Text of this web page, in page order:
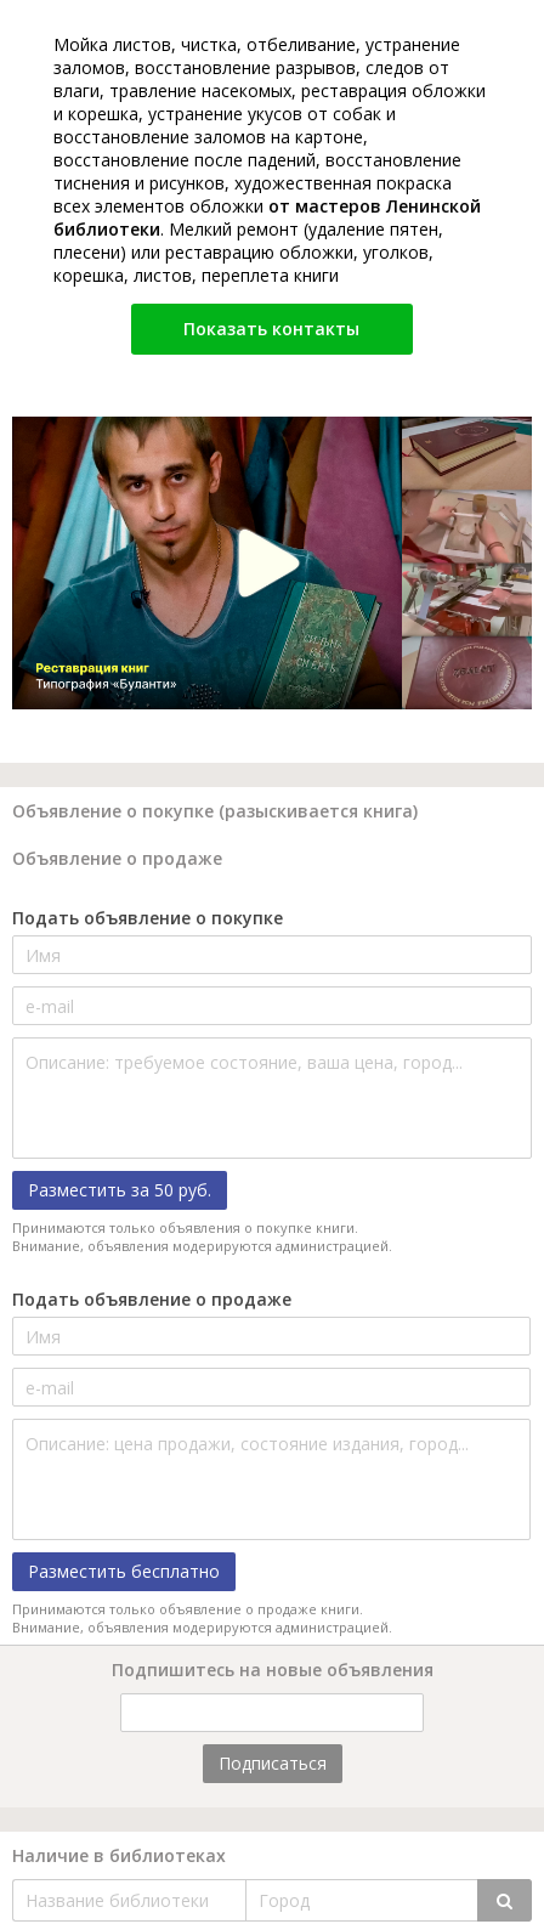
Мойка листов, чистка, отбеливание, устранение
заломов, восстановление разрывов, следов от
влаги, травление насекомых, реставрация обложки
и корешка, устранение укусов от собак и
восстановление заломов на картоне,
восстановление после падений, восстановление
тиснения и рисунков, художественная покраска
всех элементов обложки от мастеров Ленинской
библиотеки. Мелкий ремонт (удаление пятен,
плесени) или реставрацию обложки, уголков,
корешка, листов, переплета книги
Показать контакты
Объявление о покупке (разыскивается книга)
Объявление о продаже
Подать объявление о покупке
Разместить за 50 руб.
Принимаются только объявления о покупке книги.
Внимание, объявления модерируются администрацией.
Подать объявление о продаже
Разместить бесплатно
Принимаются только объявление о продаже книги.
Внимание, объявления модерируются администрацией.
Подпишитесь на новые объявления
Подписаться
Наличие в библиотеках